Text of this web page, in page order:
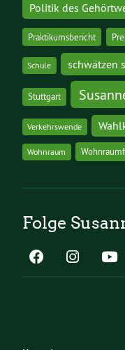
Politik des
Praktikumsbericht
Schule schwätzen
Stuttgart
Verkehrswende
Wohnraum
Folge